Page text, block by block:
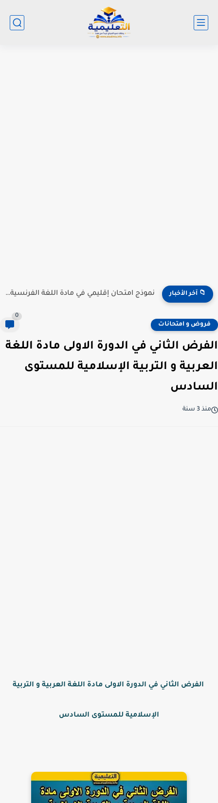
📁 آخر الأخبار نموذج امتحان إقليمي في مادة اللغة الفرنسية للمستوى السادس...
فروض و امتحانات
0
الفرض الثاني في الدورة الاولى مادة اللغة
العربية و التربية الإسلامية للمستوى
السادس
منذ 3 سنة
الفرض الثاني في الدورة الاولى مادة اللغة العربية و التربية
الإسلامية للمستوى السادس